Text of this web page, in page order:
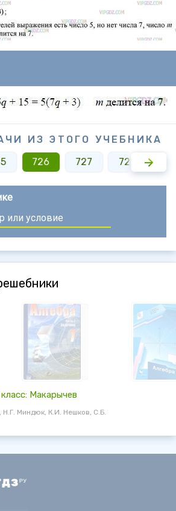
ИЗ ЭТОГО УЧЕБНИКА
726 727 728
Макарычев
Миндюк, К.И. Нешков, С.Б.